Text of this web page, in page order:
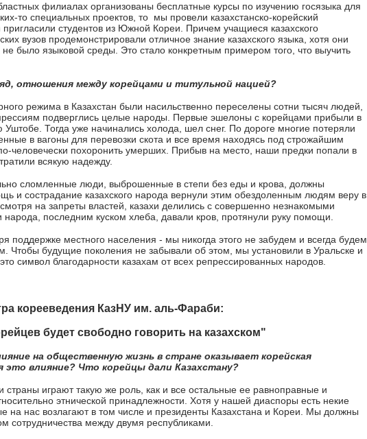
филиалах организованы бесплатные курсы по изучению госязыка для
то специальных проектов, то мы провели казахстанско-корейский
студентов из Южной Кореи. Причем учащиеся казахского
вузов продемонстрировали отличное знание казахского языка, хотя они
не было языковой среды. Это стало конкретным примером того, что выучить
отношения между корейцами и титульной нацией?
режима в Казахстан были насильственно переселены сотни тысяч людей,
подверглись целые народы. Первые эшелоны с корейцами прибыли в
Уштобе. Тогда уже начинались холода, шел снег. По дороге многие потеряли
в вагоны для перевозки скота и все время находясь под строжайшим
человечески похоронить умерших. Прибыв на место, наши предки попали в
всякую надежду.
сломленные люди, выброшенные в степи без еды и крова, должны
и сострадание казахского народа вернули этим обездоленным людям веру в
на запреты властей, казахи делились с совершенно незнакомыми
последним куском хлеба, давали кров, протянули руку помощи.
поддержке местного населения - мы никогда этого не забудем и всегда будем
Чтобы будущие поколения не забывали об этом, мы установили в Уральске и
символ благодарности казахам от всех репрессированных народов.
корееведения КазНУ им. аль-Фараби:
будет свободно говорить на казахском"
на общественную жизнь в стране оказывает корейская
это влияние? Что корейцы дали Казахстану?
играют такую же роль, как и все остальные ее равноправные и
этнической принадлежности. Хотя у нашей диаспоры есть некие
на нас возлагают в том числе и президенты Казахстана и Кореи. Мы должны
сотрудничества между двумя республиками.